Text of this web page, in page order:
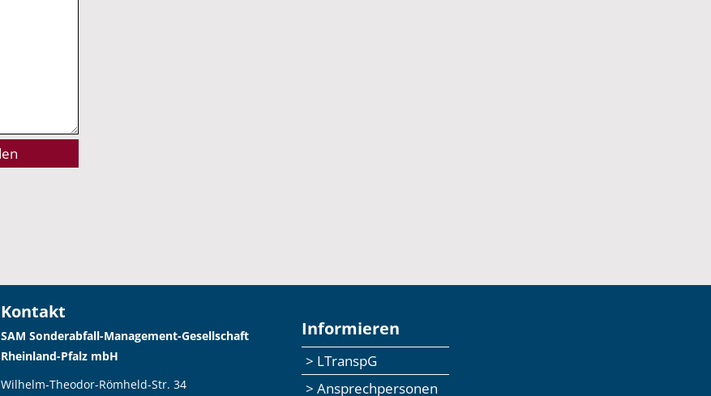
Kontakt
SAM Sonderabfall-Management-Gesellschaft
Rheinland-Pfalz mbH
Wilhelm-Theodor-Römheld-Str. 34
Informieren
> LTranspG
> Ansprechpersonen